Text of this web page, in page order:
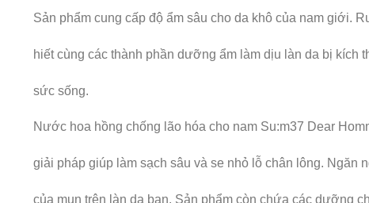
Sản phẩm cung cấp độ ẩm sâu cho da khô của nam giới.
hiết cùng các thành phần dưỡng ẩm làm dịu làn da bị kích
sức sống.
Nước hoa hồng chống lão hóa cho nam Su:m37 Dear
giải pháp giúp làm sạch sâu và se nhỏ lỗ chân lông. Ngăn
của mụn trên làn da bạn. Sản phẩm còn chứa các dưỡng